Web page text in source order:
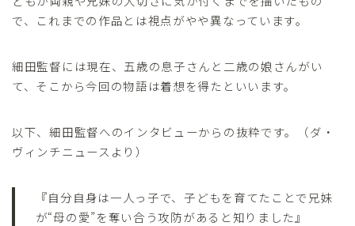
で、これまでの作品とは視点がやや異なっています。
細田監督には現在、五歳の息子さんと二歳の娘さんがい
て、そこから今回の物語は着想を得たといいます。
以下、細田監督へのインタビューからの抜粋です。（ダ・
ヴィンチニュースより）
『自分自身は一人っ子で、子どもを育てたことで兄妹
が“母の愛”を奪い合う攻防があると知りました』